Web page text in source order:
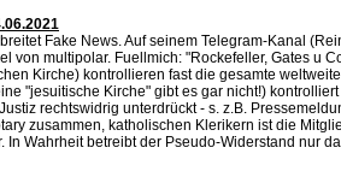
Fake News. Auf seinem Telegram-Kanal
von multipolar. Fuellmich: "Rockefeller, Gates u
Kirche) kontrollieren fast die gesamte
"jesuitische Kirche" gibt es gar nicht!)
rechtswidrig unterdrückt - s. z.B.
zusammen, katholischen Klerikern ist die
In Wahrheit betreibt der Pseudo-Widerstand nur